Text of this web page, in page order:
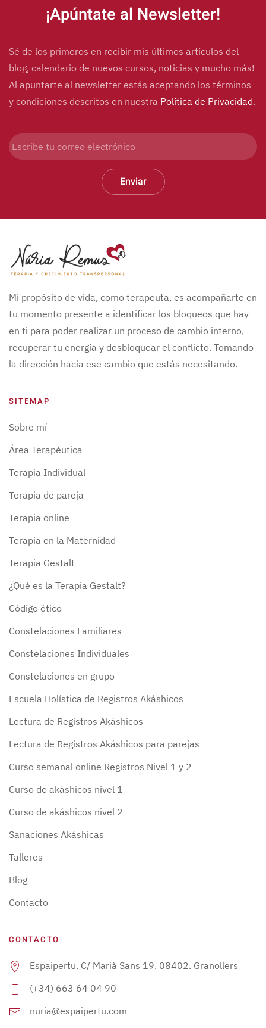
¡Apúntate al Newsletter!
Sé de los primeros en recibir mis últimos artículos del
blog, calendario de nuevos cursos, noticias y mucho más!
Al apuntarte al newsletter estás aceptando los términos
y condiciones descritos en nuestra Política de Privacidad.
Enviar
Mi propósito de vida, como terapeuta, es acompañarte en
tu momento presente a identificar los bloqueos que hay
en ti para poder realizar un proceso de cambio interno,
recuperar tu energía y desbloquear el conflicto. Tomando
la dirección hacia ese cambio que estás necesitando.
SITEMAP
Sobre mí
Área Terapéutica
Terapia Individual
Terapia de pareja
Terapia online
Terapia en la Maternidad
Terapia Gestalt
¿Qué es la Terapia Gestalt?
Código ético
Constelaciones Familiares
Constelaciones Individuales
Constelaciones en grupo
Escuela Holística de Registros Akáshicos
Lectura de Registros Akáshicos
Lectura de Registros Akáshicos para parejas
Curso semanal online Registros Nivel 1 y 2
Curso de akáshicos nivel 1
Curso de akáshicos nivel 2
Sanaciones Akáshicas
Talleres
Blog
Contacto
CONTACTO
Espaipertu. C/ Marià Sans 19. 08402. Granollers
(+34) 663 64 04 90
nuria@espaipertu.com